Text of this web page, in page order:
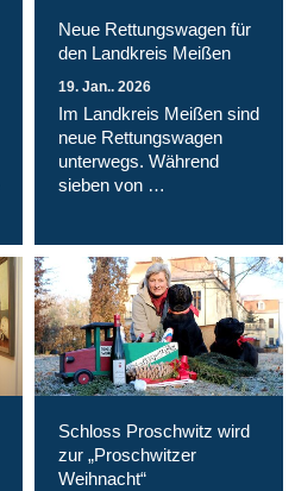
Neue Rettungswagen für
den Landkreis Meißen
19. Jan.. 2026
Im Landkreis Meißen sind
neue Rettungswagen
unterwegs. Während
sieben von …
Schloss Proschwitz wird
zur „Proschwitzer
Weihnacht“